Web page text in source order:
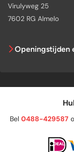
Virulyweg 25
7602 RG Almelo
Openingstijden
Bel 0488-429587